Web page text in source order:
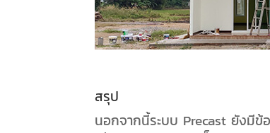
สรุป
นอกจากนี้ระบบ Precast ยังมีข้